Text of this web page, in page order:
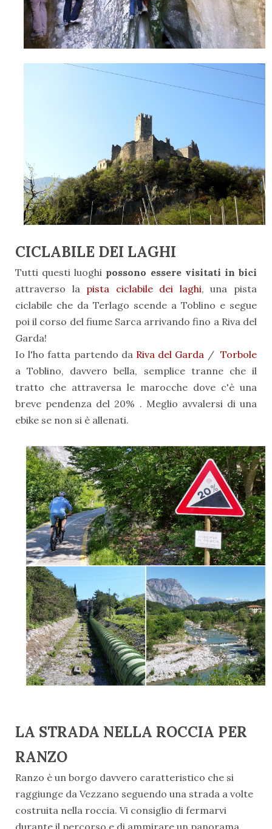
CICLABILE DEI LAGHI
Tutti questi luoghi possono essere visitati in bici
attraverso la pista ciclabile dei laghi, una pista
ciclabile che da Terlago scende a Toblino e segue
poi il corso del fiume Sarca arrivando fino a Riva del
Garda!
Io l'ho fatta partendo da Riva del Garda /Torbole
a Toblino, davvero bella, semplice tranne che il
tratto che attraversa le marocche dove c'è una
breve pendenza del 20% . Meglio avvalersi di una
ebike se non si è allenati.
LA STRADA NELLA ROCCIA PER
RANZO
Ranzo è un borgo davvero caratteristico che si
raggiunge da Vezzano seguendo una strada a volte
costruita nella roccia. Vi consiglio di fermarvi
durante il percorso e di ammirare un panorama